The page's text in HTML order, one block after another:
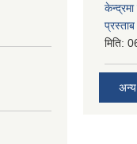
मिति:
अन्य